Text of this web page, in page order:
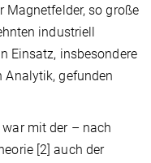
Magnetfelder, so große
industriell
Einsatz, insbesondere
Analytik, gefunden
mit der – nach
[2] auch der